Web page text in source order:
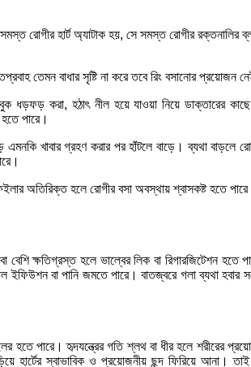
রোগীর হার্ট অ্যাটাক হয়, সে সমস্ত রোগীর রক্তনালির
তেমন বাধার সৃষ্টি না করে তবে রিং বসানোর প্রয়োজন
বুক ধড়ফড় করা, হঠাৎ নীল হয়ে যাওয়া নিয়ে
পারে।
খাবার গ্রহণ করার পর হাঁটলে বাড়ে। ব্যথা বাড়লে
অতিরিক্ত হলে রোগীর বসা অবস্থায় শ্বাসকষ্ট হতে
ক্ষতিগ্রস্ত হলে ভাল্বের লিক বা রিগারজিটেশন হতে
ইফিউশন বা পানি জমতে পারে। বাতজ্বরে গলা ব্যথা হবার
হতে পারে। হৃদযন্ত্রের গতি শ্লথ বা ধীর হলে শরীরের
স্বাভাবিক ও প্রয়োজনীয় ছন্দ ফিরিয়ে আনা। তাই